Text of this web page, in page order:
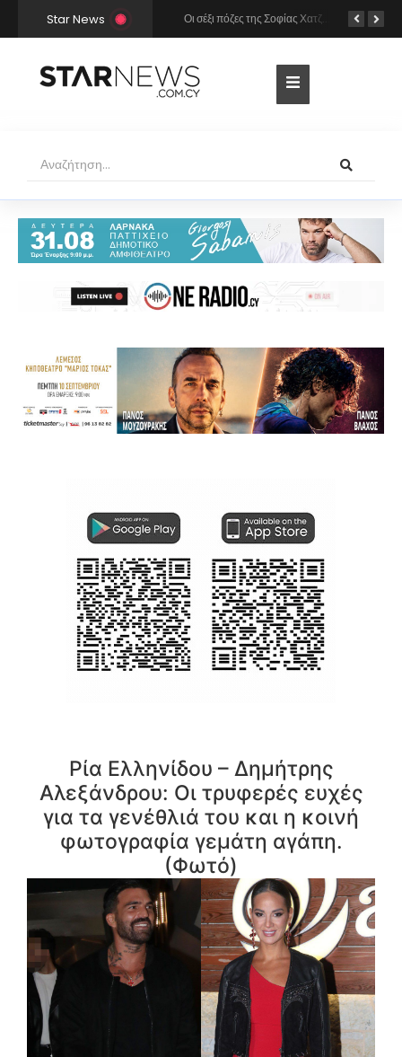
Star News
Ρία Ελληνίδου – Δημήτρης
Αλεξάνδρου: Οι τρυφερές ευχές
για τα γενέθλιά του και η κοινή
φωτογραφία γεμάτη αγάπη.
(Φωτό)